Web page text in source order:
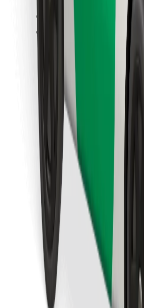
Találd meg kedvenc ételedet!
Bolt Food app letöltése